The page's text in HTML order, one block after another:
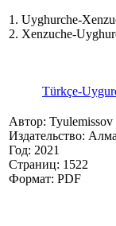
1. Uyghurche-
2. Xenzuche-
Türkçe-
Автор: Tyulemissov
Издательство:
Год: 2021
Страниц: 1522
Формат: PDF